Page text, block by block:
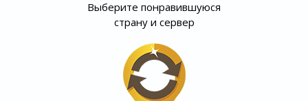
Выберите понравившуюся
страну и сервер